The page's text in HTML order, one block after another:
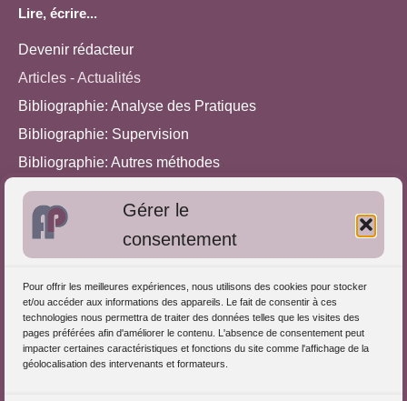
Gérer le
consentement
Pour offrir les meilleures expériences, nous utilisons des cookies pour stocker
et/ou accéder aux informations des appareils. Le fait de consentir à ces
technologies nous permettra de traiter des données telles que les visites des
pages préférées afin d'améliorer le contenu. L'absence de consentement peut
impacter certaines caractéristiques et fonctions du site comme l'affichage de la
géolocalisation des intervenants et formateurs.
Lire, écrire...
Devenir rédacteur
Articles - Actualités
Bibliographie: Analyse des Pratiques
Bibliographie: Supervision
Bibliographie: Autres méthodes
Approches de l'Analyse des pratiques
Autres informations
S'inscrire dans l'Annuaire
Publiez vos formations
Charte déontologique
Références d'intervention